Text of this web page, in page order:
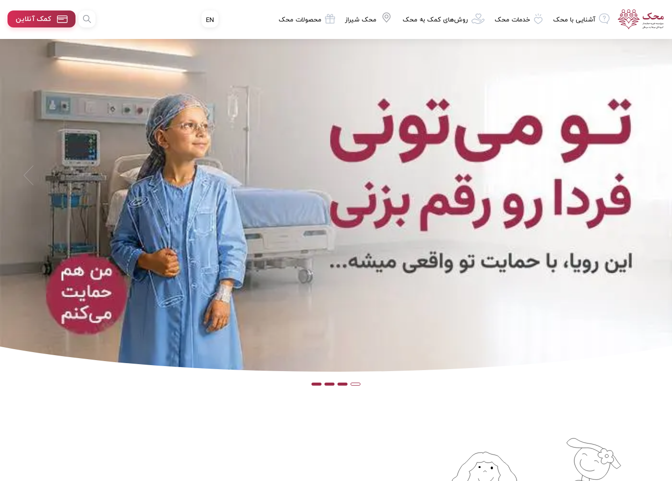
آشنایی با محک خدمات محک روش‌های کمک به محک محک شیراز محصولات محک کمک آنلاین EN